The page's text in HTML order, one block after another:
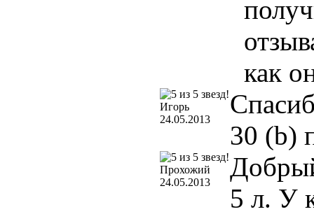
как
Игорь
24.05.2013
30 (b)
Прохожий
24.05.2013
5 л. У